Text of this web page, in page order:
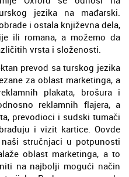
jezika na mađarski.
i ostala književna dela,
ili romana, a možemo da
vrsta i složenosti.
prevod sa turskog jezika
za oblast marketinga, a
plakata, brošura i
reklamnih flajera, a
prevodioci i sudski tumači
i vizit kartice. Oovde
stručnjaci u potpunosti
oblast marketinga, a to
na najbolji mogući način